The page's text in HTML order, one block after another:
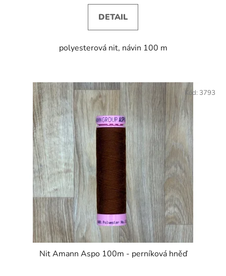
DETAIL
polyesterová nit, návin 100 m
Nit Amann Aspo 100m - perníková hněď
Kód: 3793